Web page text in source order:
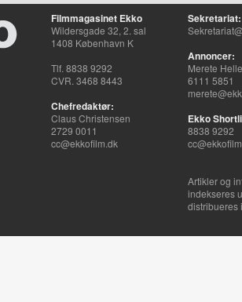
Filmmagasinet Ekko
Wildersgade 32, 2. sal
1408 København K
Tlf. 8838 9292
CVR. 3468 8443
Chefredaktør:
Claus Christensen
2729 0011
cc@ekkofilm.dk
Sekretariat:
Annoncer:
Merete
6111 5851
Ekko
8838 9292
Artikler og
indekseres
distribueres